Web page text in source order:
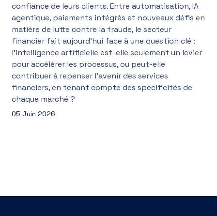
confiance de leurs clients. Entre automatisation, IA
agentique, paiements intégrés et nouveaux défis en
matière de lutte contre la fraude, le secteur
financier fait aujourd’hui face à une question clé :
l’intelligence artificielle est-elle seulement un levier
pour accélérer les processus, ou peut-elle
contribuer à repenser l’avenir des services
financiers, en tenant compte des spécificités de
chaque marché ?
05 Juin 2026